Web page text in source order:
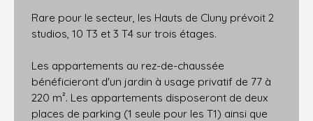
Rare pour le secteur, les Hauts de Cluny prévoit 2
studios, 10 T3 et 3 T4 sur trois étages.
Les appartements au rez-de-chaussée
bénéficieront d'un jardin à usage privatif de 77 à
220 m². Les appartements disposeront de deux
places de parking (1 seule pour les T1) ainsi que